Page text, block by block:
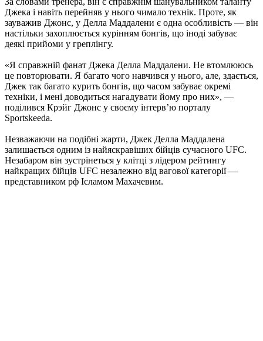
Джека і навіть перейняв у нього чимало технік. Проте, як
зауважив Джонс, у Делла Маддалени є одна особливість — він
настільки захоплюється курінням бонгів, що іноді забуває
деякі прийоми у греплінгу.
«Я справжній фанат Джека Делла Маддалени. Не втомлююсь
це повторювати. Я багато чого навчився у нього, але, здається,
Джек так багато курить бонгів, що часом забуває окремі
техніки, і мені доводиться нагадувати йому про них», —
поділився Крэйг Джонс у своєму інтерв’ю порталу
Sportskeeda.
Незважаючи на подібні жарти, Джек Делла Маддалена
залишається одним із найяскравіших бійців сучасного UFC.
Незабаром він зустрінеться у клітці з лідером рейтингу
найкращих бійців UFC незалежно від вагової категорії —
представником рф Ісламом Махачевим.